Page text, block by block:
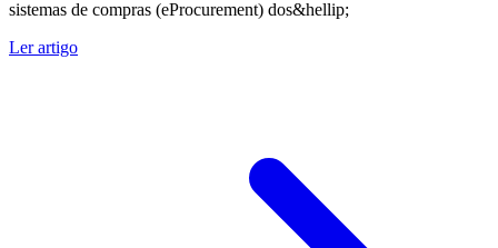
sistemas de compras (eProcurement) dos&hellip;
Ler artigo